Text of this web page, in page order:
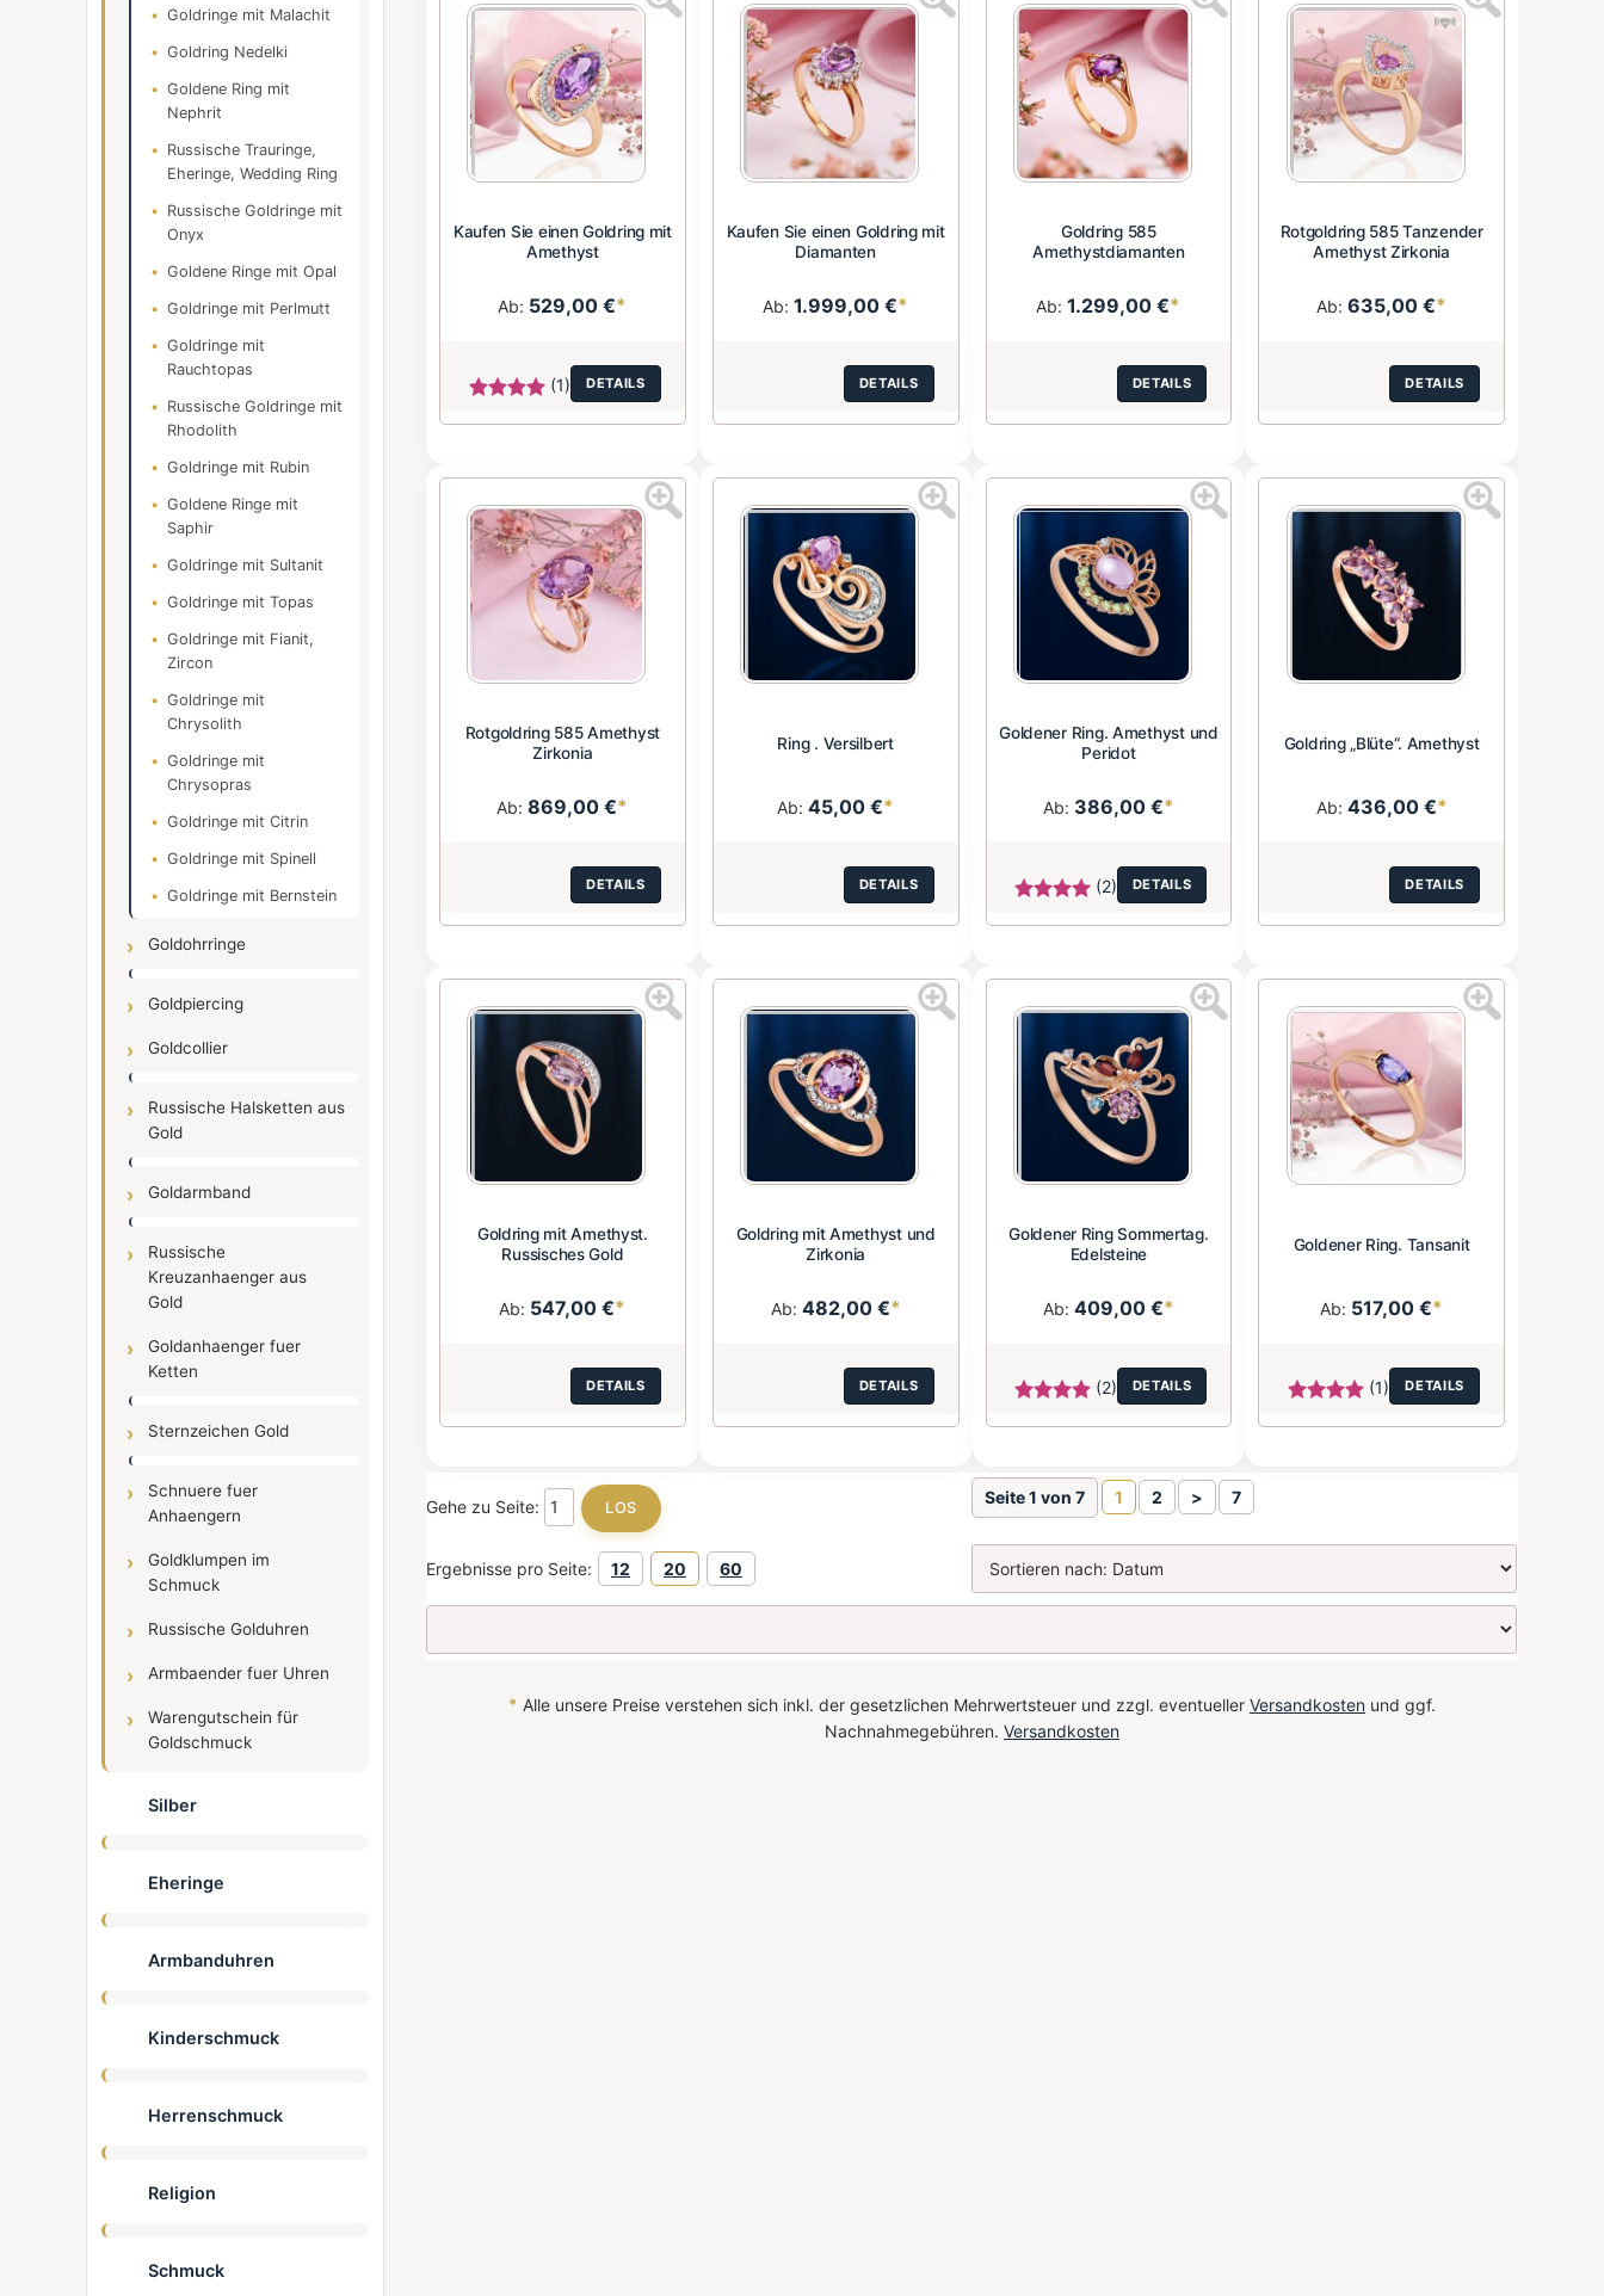
Goldringe mit Malachit
Goldring Nedelki
Goldene Ring mit
Nephrit
Russische Trauringe,
Eheringe, Wedding Ring
Russische Goldringe mit
Onyx
Goldene Ringe mit Opal
Goldringe mit Perlmutt
Goldringe mit
Rauchtopas
Russische Goldringe mit
Rhodolith
Goldringe mit Rubin
Goldene Ringe mit
Saphir
Goldringe mit Sultanit
Goldringe mit Topas
Goldringe mit Fianit,
Zircon
Goldringe mit
Chrysolith
Goldringe mit
Chrysopras
Goldringe mit Citrin
Goldringe mit Spinell
Goldringe mit Bernstein
Goldohrringe
Goldpiercing
Goldcollier
Russische Halsketten aus
Gold
Goldarmband
Russische
Kreuzanhaenger aus
Gold
Goldanhaenger fuer
Ketten
Sternzeichen Gold
Schnuere fuer
Anhaengern
Goldklumpen im
Schmuck
Russische Golduhren
Armbaender fuer Uhren
Warengutschein für
Goldschmuck
Silber
Eheringe
Armbanduhren
Kinderschmuck
Herrenschmuck
Religion
Schmuck
Kaufen Sie einen Goldring mit
Amethyst
Ab: 529,00 €*
(1) DETAILS
Kaufen Sie einen Goldring mit
Diamanten
Ab:1.999,00 €*
DETAILS
Goldring 585
Amethystdiamanten
Ab:1.299,00 €*
DETAILS
Rotgoldring 585 Tanzender
Amethyst Zirkonia
Ab:635,00 €*
DETAILS
Rotgoldring 585 Amethyst
Zirkonia
Ab:869,00 €*
DETAILS
Ring . Versilbert
Ab:45,00 €*
DETAILS
Goldener Ring. Amethyst und
Peridot
Ab: 386,00 €*
(2) DETAILS
Goldring „Blüte“. Amethyst
Ab: 436,00 €*
DETAILS
Goldring mit Amethyst.
Russisches Gold
Ab: 547,00 €*
DETAILS
Goldring mit Amethyst und
Zirkonia
Ab: 482,00 €*
DETAILS
Goldener Ring Sommertag.
Edelsteine
Ab: 409,00 €*
(2) DETAILS
Goldener Ring. Tansanit
Ab: 517,00 €*
(1) DETAILS
Gehe zu Seite: Seite 1 von 7 1 2 > 7
Ergebnisse pro Seite: 12 20 60
* Alle unsere Preise verstehen sich inkl. der gesetzlichen Mehrwertsteuer und zzgl. eventueller Versandkosten und ggf.
Nachnahmegebühren. Versandkosten